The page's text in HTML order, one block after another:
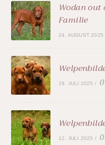
Wodan
Familie
24. AUGUST 2025
19. JULI 2025 /
12. JULI 2025 /